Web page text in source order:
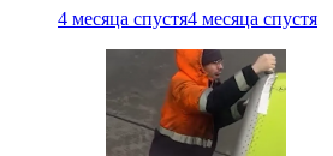
4 месяца спустя4 месяца спустя